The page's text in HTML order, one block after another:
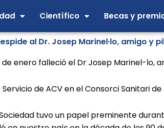
Científico Becas y
al Dr. Josep Marinel·lo, amigo y
de enero falleció el Dr Josep Marinel-lo,
Servicio de ACV en el Consorci Sanitari
tuvo un papel preminente